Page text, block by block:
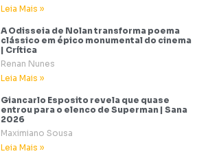
Leia Mais »
A Odisseia de Nolan transforma poema
clássico em épico monumental do cinema
| Crítica
Renan Nunes
Leia Mais »
Giancarlo Esposito revela que quase
entrou para o elenco de Superman | Sana
2026
Maximiano Sousa
Leia Mais »